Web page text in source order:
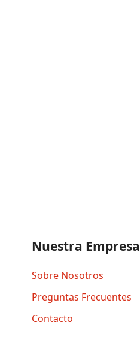
Nuestra Empresa
Sobre Nosotros
Preguntas Frecuentes
Contacto